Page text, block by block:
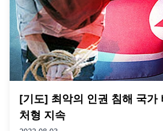
[기도] 최악의 인권 침해 국가
처형 지속